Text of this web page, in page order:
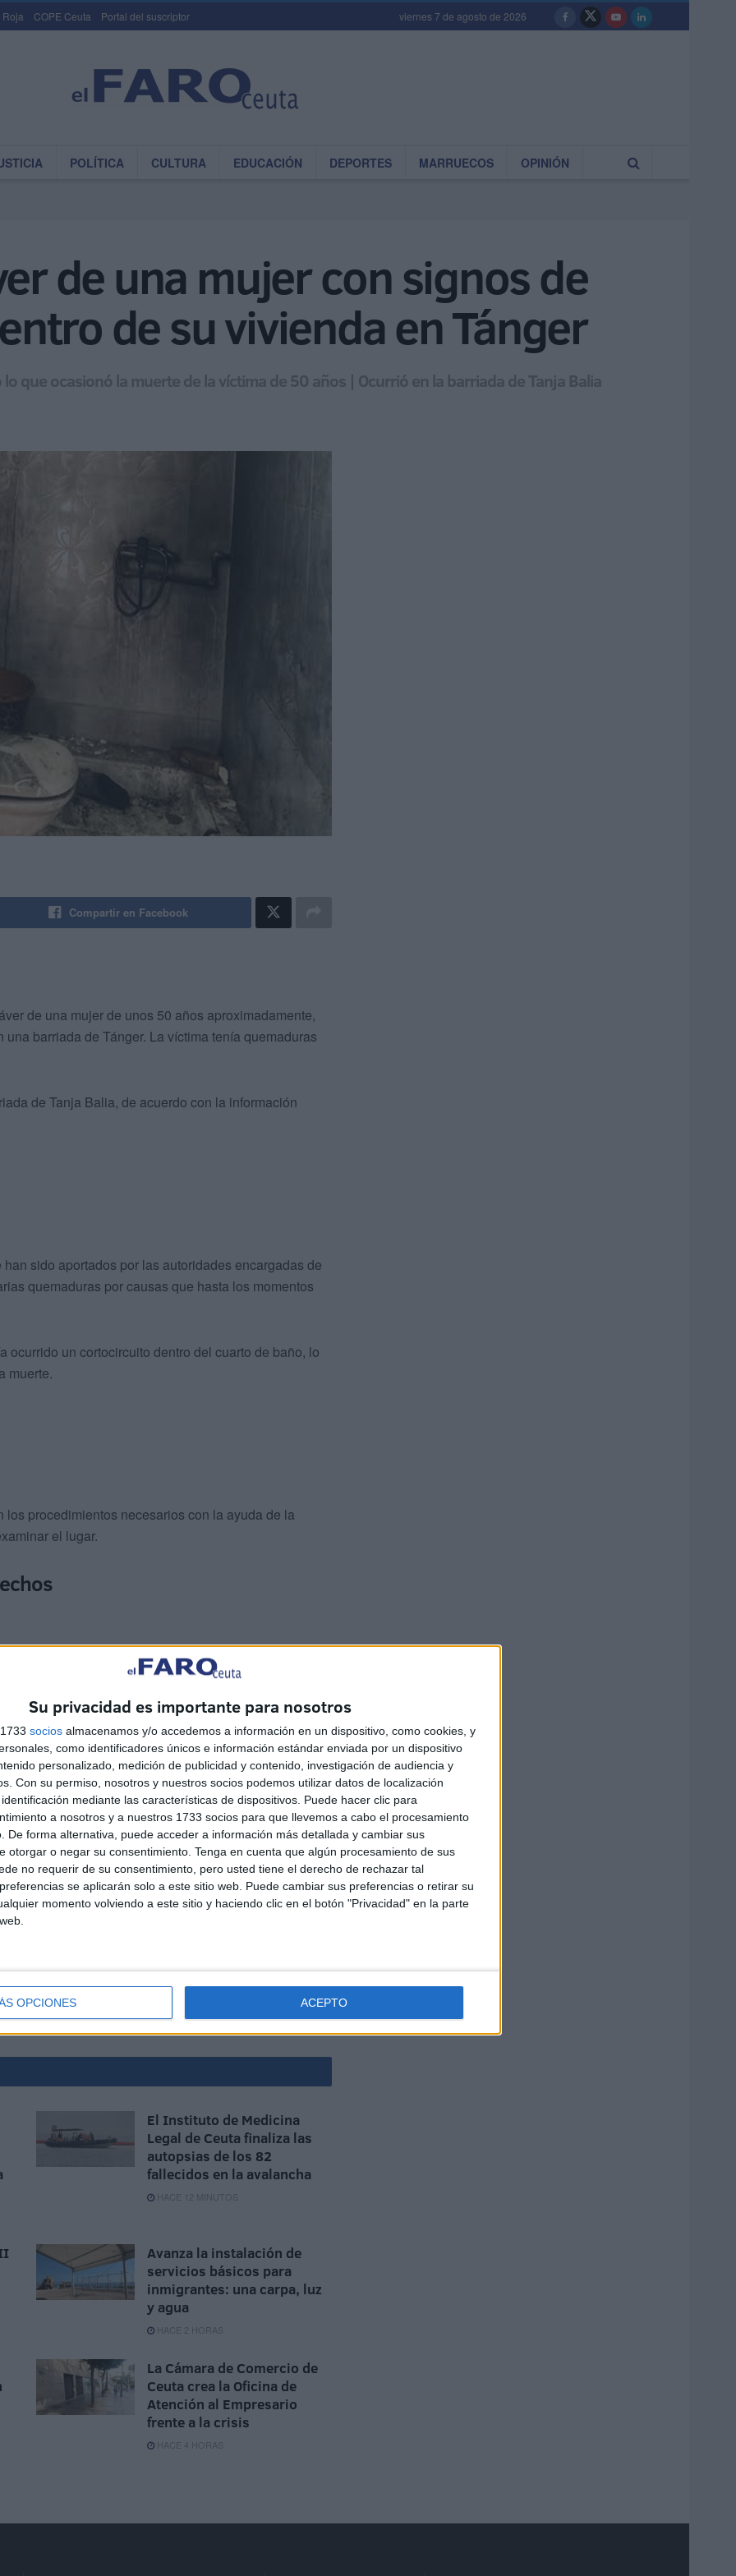
Su privacidad es importante para nosotros
socios almacenamos y/o accedemos a información en un dispositivo, como cookies, y
como identificadores únicos e información estándar enviada por un dispositivo
personalizado, medición de publicidad y contenido, investigación de audiencia y
Con su permiso, nosotros y nuestros socios podemos utilizar datos de localización
mediante las características de dispositivos. Puede hacer clic para
a nosotros y a nuestros 1733 socios para que llevemos a cabo el procesamiento
De forma alternativa, puede acceder a información más detallada y cambiar sus
otorgar o negar su consentimiento. Tenga en cuenta que algún procesamiento de sus
no requerir de su consentimiento, pero usted tiene el derecho de rechazar tal
se aplicarán solo a este sitio web. Puede cambiar sus preferencias o retirar su
momento volviendo a este sitio y haciendo clic en el botón "Privacidad" en la parte
OPCIONES ACEPTO
Roja COPE Ceuta Portal del suscriptor viernes 7 de agosto de 2026
POLÍTICA CULTURA EDUCACIÓN DEPORTES MARRUECOS OPINIÓN
de una mujer con signos de
de su vivienda en Tánger
que ocasionó la muerte de la víctima de 50 años | Ocurrió en la barriada de Tanja Balia
Compartir en Facebook
de una mujer de unos 50 años aproximadamente,
barriada de Tánger. La víctima tenía quemaduras
de Tanja Balia, de acuerdo con la información
sido aportados por las autoridades encargadas de
quemaduras por causas que hasta los momentos
un cortocircuito dentro del cuarto de baño, lo
muerte.
procedimientos necesarios con la ayuda de la
el lugar.
del Ministerio Público para determinar la
de esta mujer de 50 años.
de Tovar para la realización de la necropsia
sus esfuerzos para conocer las circunstancias
gran parte de su vida como empleada en la
orientales de Marruecos.
El Instituto de Medicina
Legal de Ceuta finaliza las
autopsias de los 82
fallecidos en la avalancha
HACE 12 MINUTOS
Avanza la instalación de
servicios básicos para
inmigrantes: una carpa, luz
y agua
HACE 2 HORAS
La Cámara de Comercio de
Ceuta crea la Oficina de
Atención al Empresario
frente a la crisis
HACE 4 HORAS